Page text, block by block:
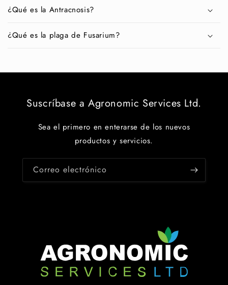
¿Qué es la Antracnosis?
¿Qué es la plaga de Fusarium?
Suscríbase a Agronomic Services Ltd.
Sea el primero en enterarse de los nuevos
productos y servicios.
Correo electrónico